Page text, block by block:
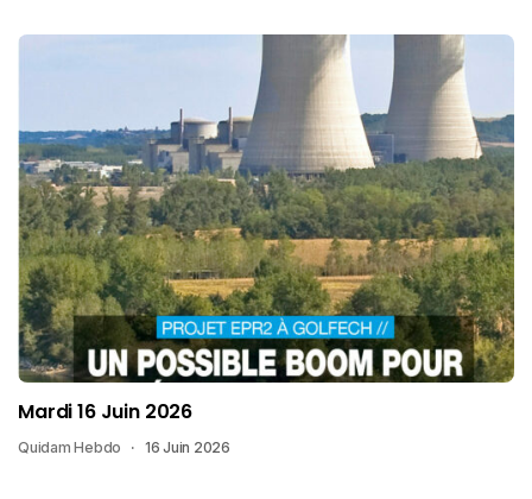
Mardi 16 Juin 2026
Quidam Hebdo 16 Juin 2026